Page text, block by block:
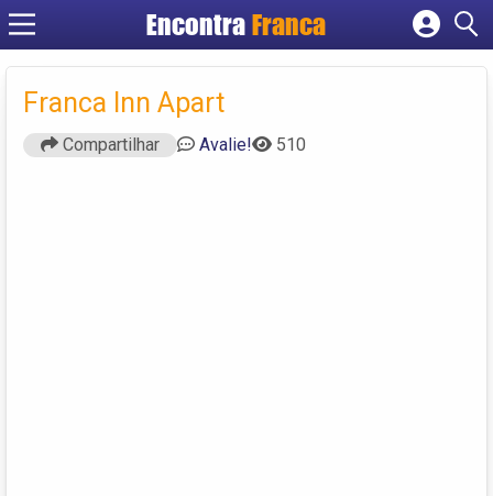
Encontra Franca
Cadastrar empresa
Franca Inn Apart
Compartilhar Avalie! 510